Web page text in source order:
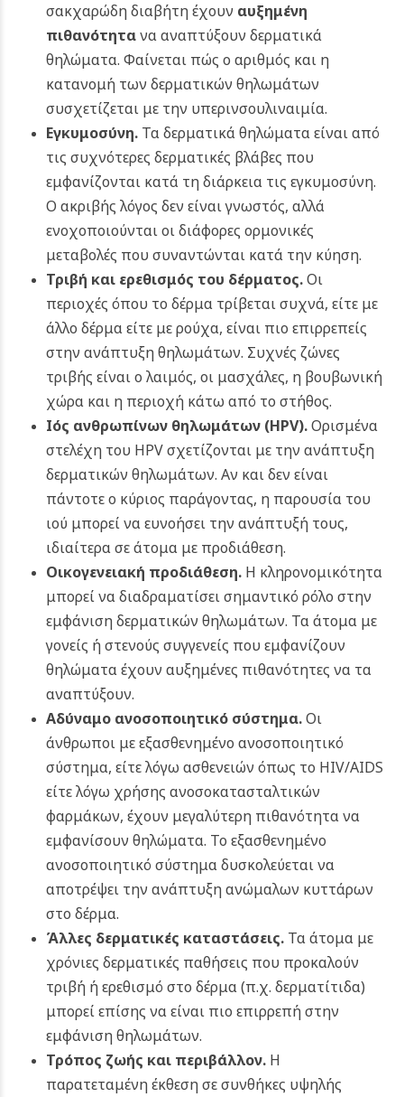
σακχαρώδη διαβήτη έχουν αυξημένη
πιθανότητανα αναπτύξουν δερματικά
θηλώματα. Φαίνεται πώς ο αριθμός και η
κατανομή των δερματικών θηλωμάτων
συσχετίζεται με την υπερινσουλιναιμία.
Εγκυμοσύνη. Τα δερματικά θηλώματα είναι από
τις συχνότερες δερματικές βλάβες που
εμφανίζονται κατά τη διάρκεια τις εγκυμοσύνη.
Ο ακριβής λόγος δεν είναι γνωστός, αλλά
ενοχοποιούνται οι διάφορες ορμονικές
μεταβολές που συναντώνται κατά την κύηση.
Τριβή και ερεθισμός του δέρματος.Οι
περιοχές όπου το δέρμα τρίβεται συχνά, είτε με
άλλο δέρμα είτε με ρούχα, είναι πιο επιρρεπείς
στην ανάπτυξη θηλωμάτων. Συχνές ζώνες
τριβής είναι ο λαιμός, οι μασχάλες, η βουβωνική
χώρα και η περιοχή κάτω από το στήθος.
Ιός ανθρωπίνων θηλωμάτων (HPV).Ορισμένα
στελέχη του HPV σχετίζονται με την ανάπτυξη
δερματικών θηλωμάτων. Αν και δεν είναι
πάντοτε ο κύριος παράγοντας, η παρουσία του
ιού μπορεί να ευνοήσει την ανάπτυξή τους,
ιδιαίτερα σε άτομα με προδιάθεση.
Οικογενειακή προδιάθεση. Η κληρονομικότητα
μπορεί να διαδραματίσει σημαντικό ρόλο στην
εμφάνιση δερματικών θηλωμάτων. Τα άτομα με
γονείς ή στενούς συγγενείς που εμφανίζουν
θηλώματα έχουν αυξημένες πιθανότητες να τα
αναπτύξουν.
Αδύναμο ανοσοποιητικό σύστημα.Οι
άνθρωποι με εξασθενημένο ανοσοποιητικό
σύστημα, είτε λόγω ασθενειών όπως το HIV/AIDS
είτε λόγω χρήσης ανοσοκατασταλτικών
φαρμάκων, έχουν μεγαλύτερη πιθανότητα να
εμφανίσουν θηλώματα. Το εξασθενημένο
ανοσοποιητικό σύστημα δυσκολεύεται να
αποτρέψει την ανάπτυξη ανώμαλων κυττάρων
στο δέρμα.
Άλλες δερματικές καταστάσεις. Τα άτομα με
χρόνιες δερματικές παθήσεις που προκαλούν
τριβή ή ερεθισμό στο δέρμα (π.χ. δερματίτιδα)
μπορεί επίσης να είναι πιο επιρρεπή στην
εμφάνιση θηλωμάτων.
Τρόπος ζωής και περιβάλλον. Η
παρατεταμένη έκθεση σε συνθήκες υψηλής